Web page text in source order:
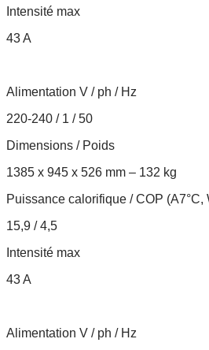
Intensité max
43 A
Alimentation V / ph / Hz
220-240 / 1 / 50
Dimensions / Poids
1385 x 945 x 526 mm – 132 kg
Puissance calorifique / COP (A7°C,
15,9 / 4,5
Intensité max
43 A
Alimentation V / ph / Hz